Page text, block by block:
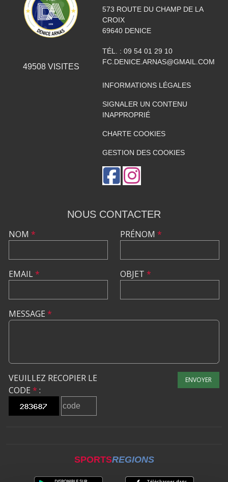
49508VISITES
573 ROUTE DU CHAMP DE LA
CROIX
69640 DENICE
TÉL. : 09 54 01 29 10
FC.DENICE.ARNAS@GMAIL.COM
INFORMATIONS LÉGALES
SIGNALER UN CONTENU
INAPPROPRIÉ
CHARTE COOKIES
GESTION DES COOKIES
NOUS CONTACTER
NOM *
EMAIL*
PRÉNOM *
OBJET *
MESSAGE *
VEUILLEZ RECOPIER LE
CODE * :
ENVOYER
SPORTSREGIONS